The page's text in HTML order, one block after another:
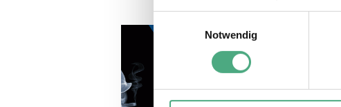
Informationen über Ihre
Ihr Gerät durch aktives
Erfahren Sie mehr darüber, wie
Einzelheitenfest.
Wir verwenden ggfs. Cookies, um
Notwendig